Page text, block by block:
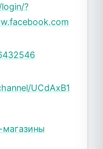
?
UCdAxB1
магазины